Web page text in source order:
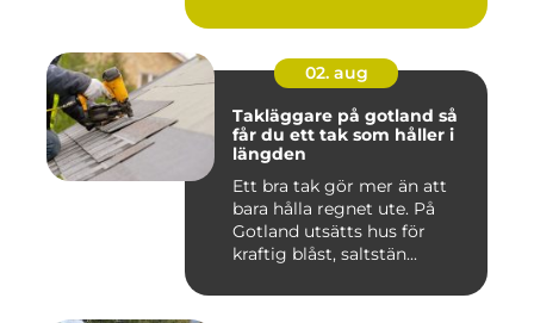
02. aug
Takläggare på gotland så
får du ett tak som håller i
längden
Ett bra tak gör mer än att
bara hålla regnet ute. På
Gotland utsätts hus för
kraftig blåst, saltstän...